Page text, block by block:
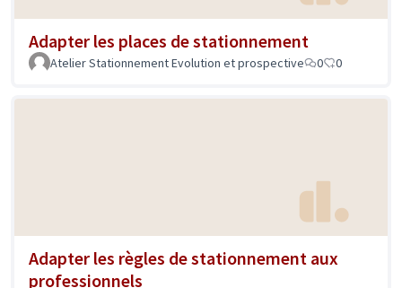
Adapter les places de stationnement
Atelier Stationnement Evolution et prospective 0 0
Adapter les règles de stationnement aux
professionnels